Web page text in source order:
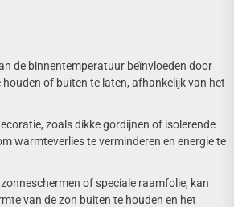
de binnentemperatuur beïnvloeden door
of buiten te laten, afhankelijk van het
zoals dikke gordijnen of isolerende
warmteverlies te verminderen en energie te
of speciale raamfolie, kan
van de zon buiten te houden en het